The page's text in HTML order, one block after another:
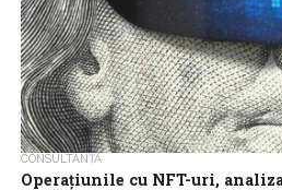
CONSULTANȚĂ
Operațiunile cu NFT-uri,